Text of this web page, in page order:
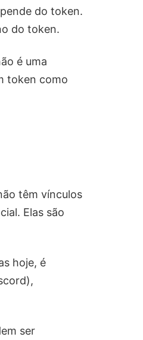
do token.
do token.
é uma
token como
têm vínculos
Elas são
hoje, é
ser